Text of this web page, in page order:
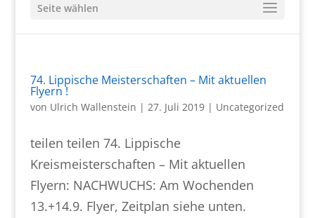
Seite wählen
74. Lippische Meisterschaften – Mit aktuellen
Flyern !
von Ulrich Wallenstein | 27. Juli 2019| Uncategorized
teilen teilen 74. Lippische
Kreismeisterschaften – Mit aktuellen
Flyern: NACHWUCHS: Am Wochenden
13.+14.9. Flyer, Zeitplan siehe unten.